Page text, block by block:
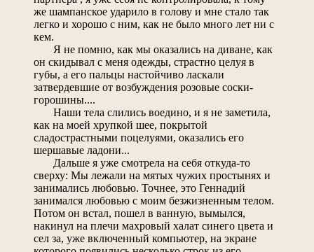
же шампанское ударило в голову и мне стало так
легко и хорошо с ним, как не было много лет ни с
кем.
Я не помню, как мы оказались на диване, как
он скидывал с меня одежды, страстно целуя в
губы, а его пальцы настойчиво ласкали
затвердевшие от возбуждения розовые соски-
горошины....
Наши тела слились воедино, и я не заметила,
как на моей хрупкой шее, покрытой
сладострастными поцелуями, оказались его
шершавые ладони...
Дальше я уже смотрела на себя откуда-то
сверху: Мы лежали на мятых чужих простынях и
занимались любовью. Точнее, это Геннадий
занимался любовью с моим безжизненным телом.
Потом он встал, пошел в ванную, вымылся,
накинул на плечи махровый халат синего цвета и
сел за, уже включенный компьютер, на экране